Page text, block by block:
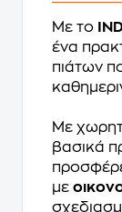
Με το
ένα
πιάτων
Με
βασικά
με